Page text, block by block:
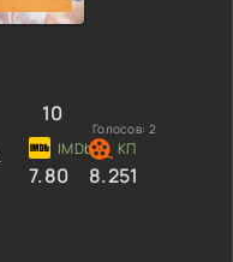
10
Голосов: 2
7.80 8.251